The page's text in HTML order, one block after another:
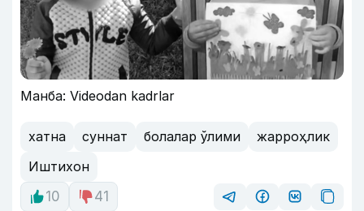
Манба: Videodan kadrlar
хатна суннат болалар ўлими
жарроҳлик
Иштихон
10
41